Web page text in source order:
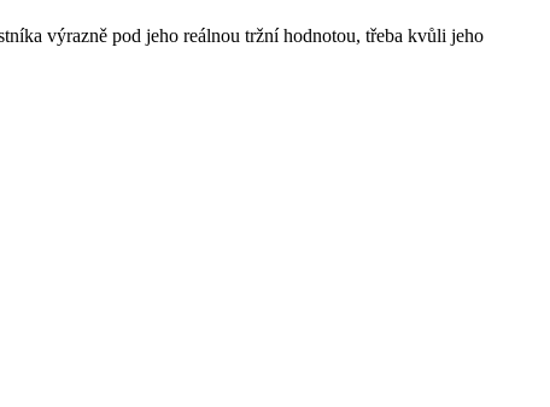
výrazně pod jeho reálnou tržní hodnotou, třeba kvůli jeho